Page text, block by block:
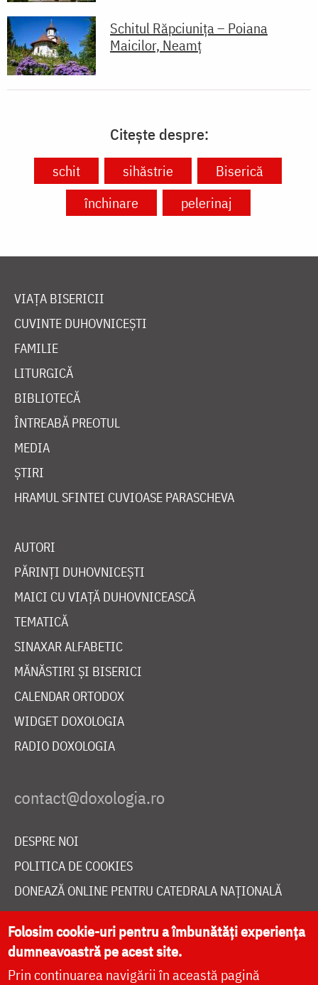
Schitul Răpciunița – Poiana
Maicilor, Neamț
Citește despre:
schit sihăstrie
Biserică
închinare
pelerinaj
VIAȚA BISERICII
CUVINTE DUHOVNICEȘTI
FAMILIE
LITURGICĂ
BIBLIOTECĂ
ÎNTREABĂ PREOTUL
MEDIA
ȘTIRI
HRAMUL SFINTEI CUVIOASE PARASCHEVA
AUTORI
PĂRINȚI DUHOVNICEȘTI
MAICI CU VIAȚĂ DUHOVNICEASCĂ
TEMATICĂ
SINAXAR ALFABETIC
MĂNĂSTIRI ȘI BISERICI
CALENDAR ORTODOX
WIDGET DOXOLOGIA
RADIO DOXOLOGIA
DESPRE NOI
POLITICA DE COOKIES
DONEAZĂ ONLINE PENTRU CATEDRALA NAȚIONALĂ
Folosim cookie-uri pentru a îmbunătăți experiența
dumneavoastră pe acest site.
Prin continuarea navigării în această pagină